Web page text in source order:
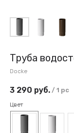
Труба
Docke
3 290 руб. / 1 pc
Цвет